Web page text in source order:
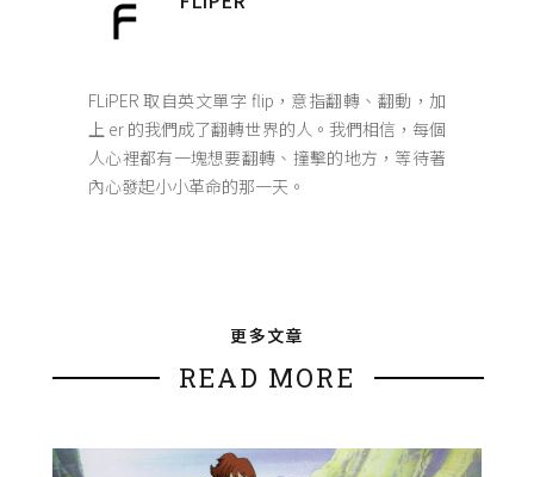
FLiPER 取自英文單字 flip，意指翻轉、翻動，加
上 er 的我們成了翻轉世界的人。我們相信，每個
人心裡都有一塊想要翻轉、撞擊的地方，等待著
內心發起小小革命的那一天。
更多文章
READ MORE